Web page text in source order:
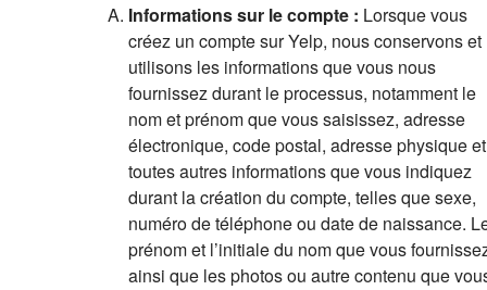
Informations sur le compte : Lorsque vous
créez un compte sur Yelp, nous conservons et
utilisons les informations que vous nous
fournissez durant le processus, notamment le
nom et prénom que vous saisissez, adresse
électronique, code postal, adresse physique et
toutes autres informations que vous indiquez
durant la création du compte, telles que sexe,
numéro de téléphone ou date de naissance.
prénom et l’initiale du nom que vous
ainsi que les photos ou autre contenu que